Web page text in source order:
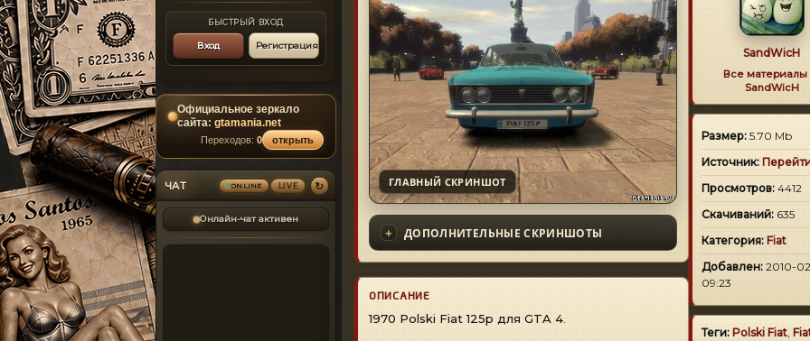
БЫСТРЫЙ ВХОД
Вход Регистрация
Официальное зеркало
сайта: gtamania.net
Переходов: 0 открыть
ЧАТ ONLINE LIVE ↻
Онлайн-чат активен
ГЛАВНЫЙ СКРИНШОТ
ДОПОЛНИТЕЛЬНЫЕ СКРИНШОТЫ
ОПИСАНИЕ
1970 Polski Fiat 125p для GTA 4.
SandWicH
Все материалы
SandWicH
Размер: 5.70 Mb
Источник:
Просмотров: 4412
Скачиваний: 635
Категория: Fiat
Добавлен: 2010-
09:23
Теги: Polski Fiat,